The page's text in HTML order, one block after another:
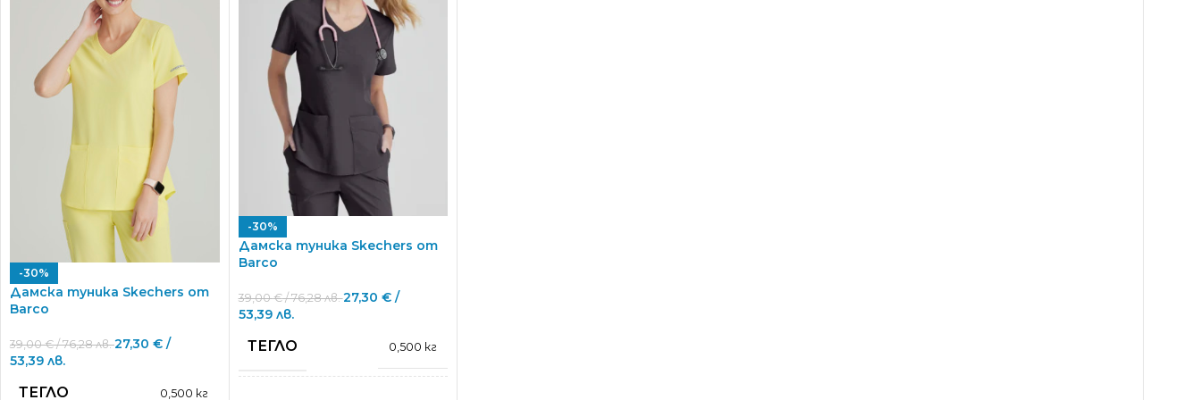
-30%
Дамска туника Skechers от
Barco
39,00€/ 76,28 лв.27,30 € /
53,39 лв.
ТЕГЛО 0,500 кг
-30%
Дамска туника Skechers от
Barco
39,00€/ 76,28 лв.27,30 €/
53,39 лв.
ТЕГЛО 0,500 кг